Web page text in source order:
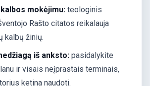
mokėjimu: teologinis
Rašto citatos reikalauja
kalbų žinių.
iš anksto: pasidalykite
ir visais neįprastais terminais,
ketina naudoti.